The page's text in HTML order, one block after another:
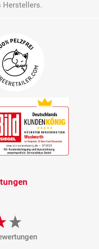
Herstellers.